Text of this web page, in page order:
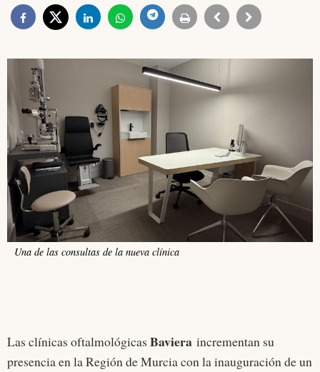
Una de las consultas de la nueva clínica
Las clínicas oftalmológicas Baviera incrementan su
presencia en la Región de Murcia con la inauguración de un